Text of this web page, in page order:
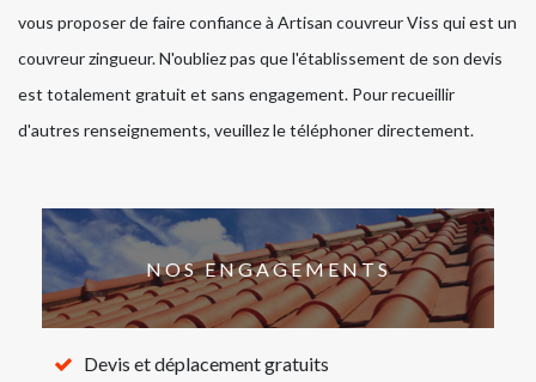
vous proposer de faire confiance à Artisan couvreur Viss qui est un
couvreur zingueur. N'oubliez pas que l'établissement de son devis
est totalement gratuit et sans engagement. Pour recueillir
d'autres renseignements, veuillez le téléphoner directement.
NOS ENGAGEMENTS
Devis et déplacement gratuits